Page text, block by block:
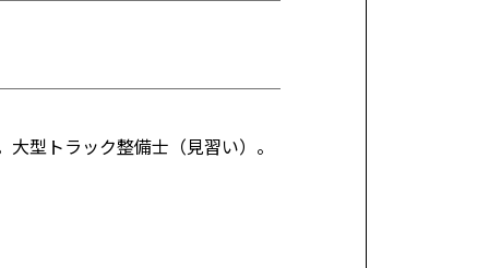
型トラック整備士（見習い）。